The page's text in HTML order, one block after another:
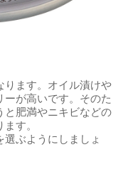
ります。オイル漬けや
ーが高いです。そのた
と肥満やニキビなどの
す。
ぶようにしましょ